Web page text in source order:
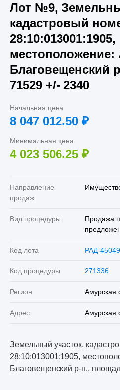
Лот №9,
кадастровый
28:10:013001:1905,
местоположение:
Благовещенский
71529 +/- 2340
Начальная цена
8 047 012.50 ₽
Минимальная цена
4 023 506.25 ₽
Направление
продаж
Вид процедуры
Продажа
Код лота РАД-
Код процедуры 271336
Регион Амурская
Адрес Амурская
Земельный участок,
28:10:013001:1905,
Благовещенский р-н.,